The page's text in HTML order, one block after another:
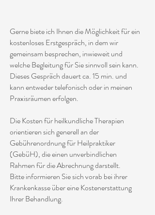
Gerne biete ich Ihnen die Möglichkeit für ein
kostenloses Erstgespräch, in dem wir
gemeinsam besprechen, inwieweit und
welche Begleitung für Sie sinnvoll sein kann.
Dieses Gespräch dauert ca. 15 min. und
kann entweder telefonisch oder in meinen
Praxisräumen erfolgen.
Die Kosten für heilkundliche Therapien
orientieren sich generell an der
Gebührenordnung für Heilpraktiker
(GebüH), die einen unverbindlichen
Rahmen für die Abrechnung darstellt.
Bitte informieren Sie sich vorab bei ihrer
Krankenkasse über eine Kostenerstattung
Ihrer Behandlung.